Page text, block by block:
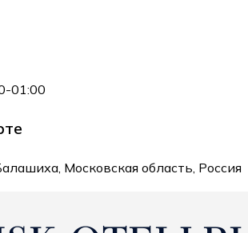
01:00
Московская область, Россия